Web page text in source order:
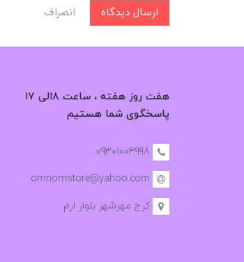
ارسال دیدگاه انصراف
هفت روز هفته ، ساعت ۸الی ۱۷
پاسخگوی شما هستیم
09301003998
omnomstore@yahoo.com
کرج مهرشهر بلوار ارم